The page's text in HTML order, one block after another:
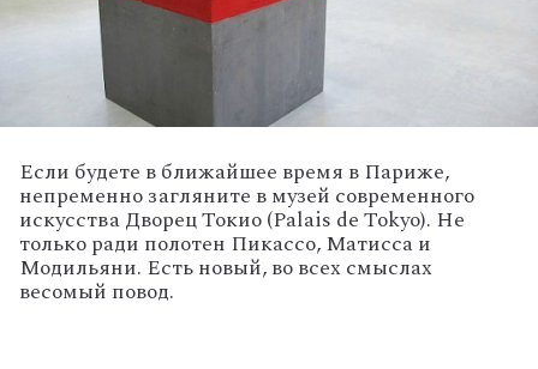
Если будете в ближайшее время в Париже,
непременно загляните в музей современного
искусства Дворец Токио (Palais de Tokyo). Не
только ради полотен Пикассо, Матисса и
Модильяни. Есть новый, во всех смыслах
весомый повод.